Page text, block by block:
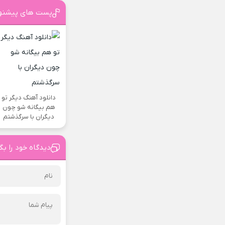
پست های
دانلود آهنگ دیگر تو
هم بیگانه شو چون
دیگران با سرگذشتم
دیدگاه خود را